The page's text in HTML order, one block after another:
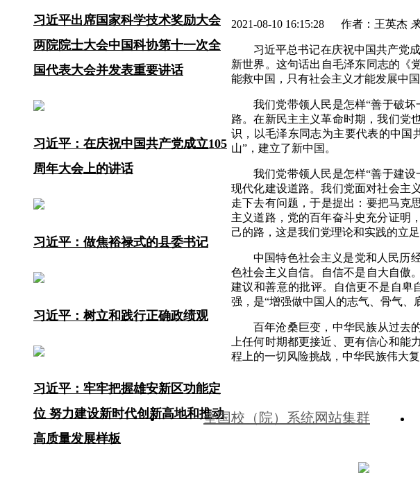
习近平出席国家科学技术奖励大会
两院院士大会中国科协第十一次全
国代表大会并发表重要讲话
习近平：在庆祝中国共产党成立105
周年大会上的讲话
习近平：做焦裕禄式的县委书记
习近平：树立和践行正确政绩观
习近平：牢牢把握雄安新区功能定
位 努力建设新时代创新高地和推动
高质量发展样板
2021-08-10 16:15:28 作者：王英杰
习近平总书记在庆祝中国共产党
新世界。这句话出自毛泽东同志的《
能救中国，只有社会主义才能发展中
我们党带领人民是怎样“善于破坏
路。在新民主主义革命时期，我们党
识，以毛泽东同志为主要代表的中国
山”，建立了新中国。
我们党带领人民是怎样“善于建
现代化建设道路。我们党面对社会主
走下去有问题，于是提出：要把马克
主义道路，党的百年奋斗史充分证明
己的路，这是我们党理论和实践的立足
中国特色社会主义是党和人民历
色社会主义自信。
自信不是自大自傲
建议和善意的批评。自信更不是自卑
强，是“增强做中国人的志气、骨气、
百年沧桑巨变，中华民族从过去
上任何时期都更接近、更有信心和
程上的一切风险挑战，中华民族伟大
全国校（院）系统网站集群